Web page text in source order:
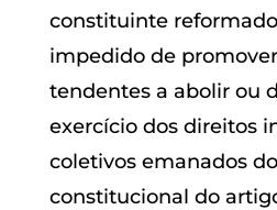
constituinte
impedido de
tendentes a abolir ou
exercício dos direitos
coletivos emanados
constitucional do